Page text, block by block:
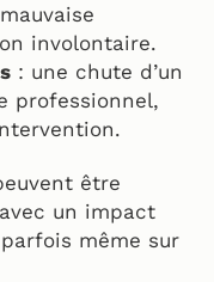
involontaire.
: une chute d’un
professionnel,
être
un impact
même sur